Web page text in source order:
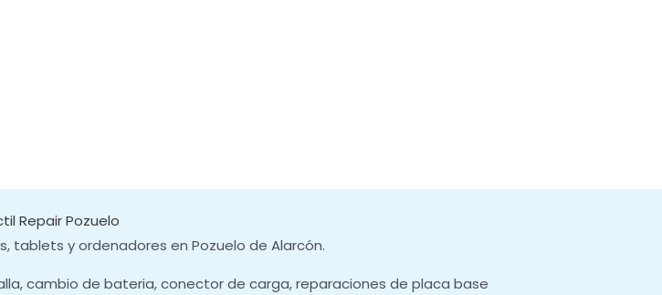
Repair Pozuelo
tablets y ordenadores en Pozuelo de Alarcón.
cambio de bateria, conector de carga, reparaciones de placa base